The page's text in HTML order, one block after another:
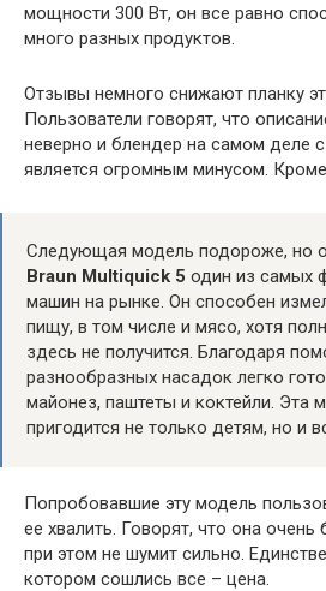
мощности 300 Вт, он все равно
много разных продуктов.
Отзывы немного снижают планку
Пользователи говорят, что
неверно и блендер на самом деле
является огромным минусом. Кроме
Следующая модель подороже, но
Braun Multiquick 5 один из самых
машин на рынке. Он способен
пищу, в том числе и мясо, хотя
здесь не получится. Благодаря
разнообразных насадок легко
майонез, паштеты и коктейли. Эта
пригодится не только детям, но и
Попробовавшие эту модель
ее хвалить. Говорят, что она
при этом не шумит сильно.
котором сошлись все – цена.